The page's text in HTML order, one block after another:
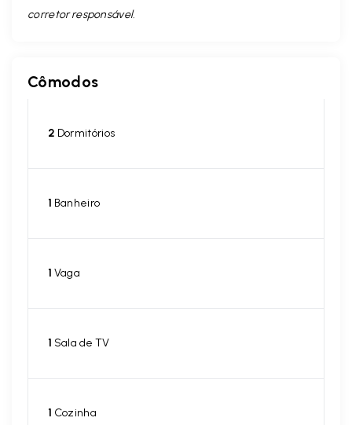
corretor responsável.
Cômodos
2 Dormitórios
1 Banheiro
1 Vaga
1 Sala de TV
1 Cozinha